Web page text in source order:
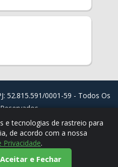
52.815.591/0001-59 - Todos Os
Store ( JoudiSoft Ltd. )
e tecnologias de rastreio para
de acordo com a nossa
Privacidade.
Aceitar e Fechar